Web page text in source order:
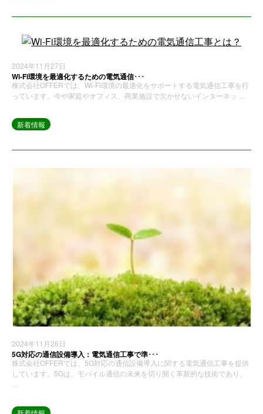
2024年11月27日
Wi-Fi環境を最適化するための電気通信･･･
株式会社OFFERでは、Wi-Fi環境の最適化をサポートする電気通信工事を行
っています。今や家庭やオフィス、商業施設で欠かせないインターネッ …
新着情報
2024年11月26日
5G対応の通信設備導入：電気通信工事で準･･･
株式会社OFFERでは、5G対応の通信設備導入に関する電気通信工事を提供
しています。5Gは、モバイル通信の未来を切り開く革新的な技術であり、